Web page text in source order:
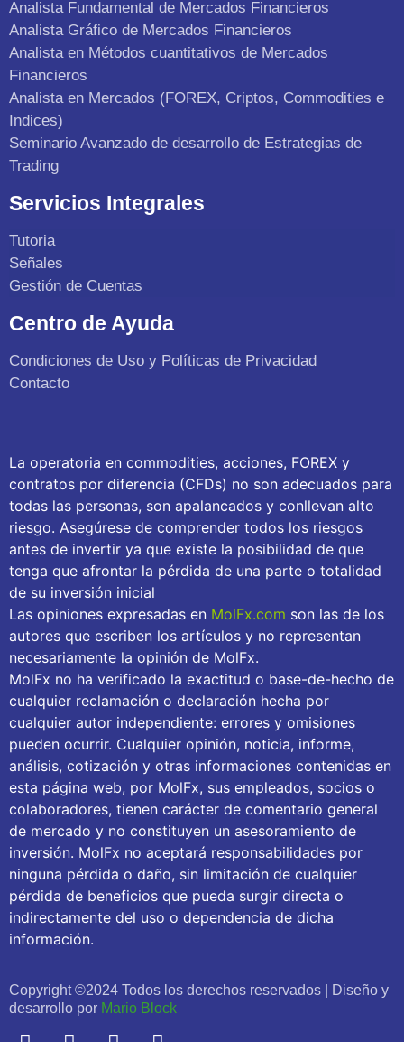
Analista Fundamental de Mercados Financieros
Analista Gráfico de Mercados Financieros
Analista en Métodos cuantitativos de Mercados
Financieros
Analista en Mercados (FOREX, Criptos, Commodities e
Indices)
Seminario Avanzado de desarrollo de Estrategias de
Trading
Servicios Integrales
Tutoria
Señales
Gestión de Cuentas
Centro de Ayuda
Condiciones de Uso y Políticas de Privacidad
Contacto
La operatoria en commodities, acciones, FOREX y
contratos por diferencia (CFDs) no son adecuados para
todas las personas, son apalancados y conllevan alto
riesgo. Asegúrese de comprender todos los riesgos
antes de invertir ya que existe la posibilidad de que
tenga que afrontar la pérdida de una parte o totalidad
de su inversión inicial
Las opiniones expresadas en MolFx.com son las de los
autores que escriben los artículos y no representan
necesariamente la opinión de MolFx.
MolFx no ha verificado la exactitud o base-de-hecho de
cualquier reclamación o declaración hecha por
cualquier autor independiente: errores y omisiones
pueden ocurrir. Cualquier opinión, noticia, informe,
análisis, cotización y otras informaciones contenidas en
esta página web, por MolFx, sus empleados, socios o
colaboradores, tienen carácter de comentario general
de mercado y no constituyen un asesoramiento de
inversión. MolFx no aceptará responsabilidades por
ninguna pérdida o daño, sin limitación de cualquier
pérdida de beneficios que pueda surgir directa o
indirectamente del uso o dependencia de dicha
información.
Copyright ©2024 Todos los derechos reservados | Diseño y
desarrollo por Mario Block